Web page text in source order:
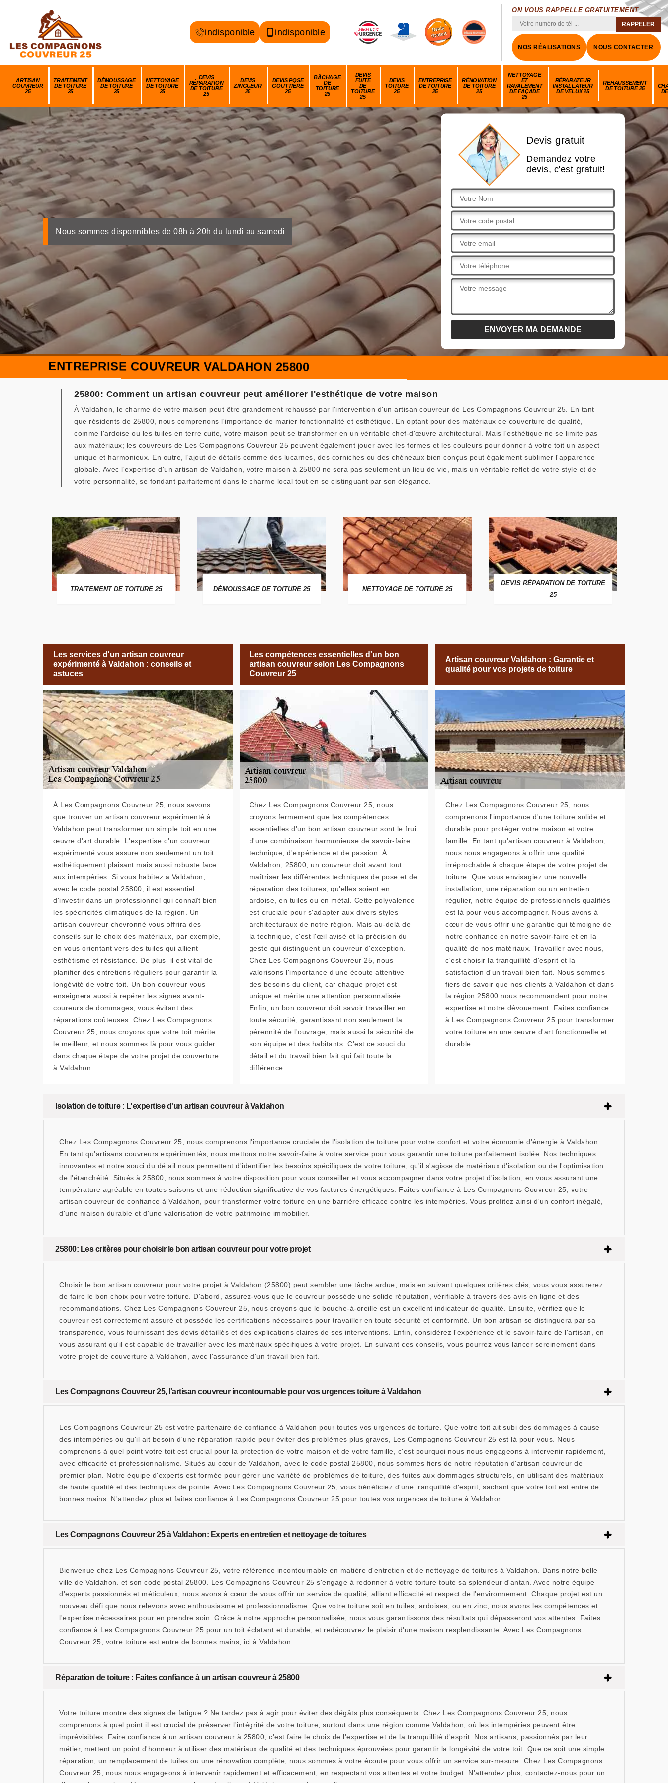
indisponible indisponible
ON VOUS RAPPELLE GRATUITEMENT
NOS RÉALISATIONS NOUS CONTACTER
ARTISAN
COUVREUR
25
TRAITEMENT
DE TOITURE
25
DÉMOUSSAGE
DE TOITURE
25
NETTOYAGE
DE TOITURE
25
DEVIS
RÉPARATION
DE TOITURE
25
DEVIS
ZINGUEUR
25
DEVIS POSE
GOUTTIÈRE
25
BÂCHAGE
DE
TOITURE
25
DEVIS
FUITE
DE
TOITURE
25
DEVIS
TOITURE
25
ENTREPRISE
DE TOITURE
25
RÉNOVATION
DE TOITURE
25
NETTOYAGE
ET
RAVALEMENT
DE FAÇADE
25
RÉPARATEUR
INSTALLATEUR
DE VELUX 25
REHAUSSEMENT
DE TOITURE 25
Nous sommes disponnibles de 08h à 20h du lundi au samedi
Devis gratuit
Demandez votre
devis, c'est gratuit!
ENTREPRISE COUVREUR VALDAHON 25800
25800: Comment un artisan couvreur peut améliorer l'esthétique de votre maison
À Valdahon, le charme de votre maison peut être grandement rehaussé par l'intervention d'un artisan couvreur de Les Compagnons Couvreur 25. En tant
que résidents de 25800, nous comprenons l'importance de marier fonctionnalité et esthétique. En optant pour des matériaux de couverture de qualité,
comme l'ardoise ou les tuiles en terre cuite, votre maison peut se transformer en un véritable chef-d'œuvre architectural. Mais l'esthétique ne se limite pas
aux matériaux; les couvreurs de Les Compagnons Couvreur 25 peuvent également jouer avec les formes et les couleurs pour donner à votre toit un aspect
unique et harmonieux. En outre, l'ajout de détails comme des lucarnes, des corniches ou des chéneaux bien conçus peut également sublimer l'apparence
globale. Avec l'expertise d'un artisan de Valdahon, votre maison à 25800 ne sera pas seulement un lieu de vie, mais un véritable reflet de votre style et de
votre personnalité, se fondant parfaitement dans le charme local tout en se distinguant par son élégance.
TRAITEMENT DE TOITURE 25 DÉMOUSSAGE DE TOITURE 25 NETTOYAGE DE TOITURE 25
DEVIS RÉPARATION DE TOITURE
25
Les services d'un artisan couvreur
expérimenté à Valdahon : conseils et
astuces
À Les Compagnons Couvreur 25, nous savons
que trouver un artisan couvreur expérimenté à
Valdahon peut transformer un simple toit en une
œuvre d'art durable. L'expertise d'un couvreur
expérimenté vous assure non seulement un toit
esthétiquement plaisant mais aussi robuste face
aux intempéries. Si vous habitez à Valdahon,
avec le code postal 25800, il est essentiel
d'investir dans un professionnel qui connaît bien
les spécificités climatiques de la région. Un
artisan couvreur chevronné vous offrira des
conseils sur le choix des matériaux, par exemple,
en vous orientant vers des tuiles qui allient
esthétisme et résistance. De plus, il est vital de
planifier des entretiens réguliers pour garantir la
longévité de votre toit. Un bon couvreur vous
enseignera aussi à repérer les signes avant-
coureurs de dommages, vous évitant des
réparations coûteuses. Chez Les Compagnons
Couvreur 25, nous croyons que votre toit mérite
le meilleur, et nous sommes là pour vous guider
dans chaque étape de votre projet de couverture
à Valdahon.
Les compétences essentielles d'un bon
artisan couvreur selon Les Compagnons
Couvreur 25
Chez Les Compagnons Couvreur 25, nous
croyons fermement que les compétences
essentielles d'un bon artisan couvreur sont le fruit
d'une combinaison harmonieuse de savoir-faire
technique, d'expérience et de passion. À
Valdahon, 25800, un couvreur doit avant tout
maîtriser les différentes techniques de pose et de
réparation des toitures, qu'elles soient en
ardoise, en tuiles ou en métal. Cette polyvalence
est cruciale pour s'adapter aux divers styles
architecturaux de notre région. Mais au-delà de
la technique, c'est l'œil avisé et la précision du
geste qui distinguent un couvreur d'exception.
Chez Les Compagnons Couvreur 25, nous
valorisons l'importance d'une écoute attentive
des besoins du client, car chaque projet est
unique et mérite une attention personnalisée.
Enfin, un bon couvreur doit savoir travailler en
toute sécurité, garantissant non seulement la
pérennité de l'ouvrage, mais aussi la sécurité de
son équipe et des habitants. C'est ce souci du
détail et du travail bien fait qui fait toute la
différence.
Artisan couvreur Valdahon : Garantie et
qualité pour vos projets de toiture
Chez Les Compagnons Couvreur 25, nous
comprenons l'importance d'une toiture solide et
durable pour protéger votre maison et votre
famille. En tant qu'artisan couvreur à Valdahon,
nous nous engageons à offrir une qualité
irréprochable à chaque étape de votre projet de
toiture. Que vous envisagiez une nouvelle
installation, une réparation ou un entretien
régulier, notre équipe de professionnels qualifiés
est là pour vous accompagner. Nous avons à
cœur de vous offrir une garantie qui témoigne de
notre confiance en notre savoir-faire et en la
qualité de nos matériaux. Travailler avec nous,
c'est choisir la tranquillité d'esprit et la
satisfaction d'un travail bien fait. Nous sommes
fiers de savoir que nos clients à Valdahon et dans
la région 25800 nous recommandent pour notre
expertise et notre dévouement. Faites confiance
à Les Compagnons Couvreur 25 pour transformer
votre toiture en une œuvre d'art fonctionnelle et
durable.
Isolation de toiture : L'expertise d'un artisan couvreur à Valdahon
Chez Les Compagnons Couvreur 25, nous comprenons l'importance cruciale de l'isolation de toiture pour votre confort et votre économie d'énergie à Valdahon.
En tant qu'artisans couvreurs expérimentés, nous mettons notre savoir-faire à votre service pour vous garantir une toiture parfaitement isolée. Nos techniques
innovantes et notre souci du détail nous permettent d'identifier les besoins spécifiques de votre toiture, qu'il s'agisse de matériaux d'isolation ou de l'optimisation
de l'étanchéité. Situés à 25800, nous sommes à votre disposition pour vous conseiller et vous accompagner dans votre projet d'isolation, en vous assurant une
température agréable en toutes saisons et une réduction significative de vos factures énergétiques. Faites confiance à Les Compagnons Couvreur 25, votre
artisan couvreur de confiance à Valdahon, pour transformer votre toiture en une barrière efficace contre les intempéries. Vous profitez ainsi d'un confort inégalé,
d'une maison durable et d'une valorisation de votre patrimoine immobilier.
25800: Les critères pour choisir le bon artisan couvreur pour votre projet
Choisir le bon artisan couvreur pour votre projet à Valdahon (25800) peut sembler une tâche ardue, mais en suivant quelques critères clés, vous vous assurerez
de faire le bon choix pour votre toiture. D'abord, assurez-vous que le couvreur possède une solide réputation, vérifiable à travers des avis en ligne et des
recommandations. Chez Les Compagnons Couvreur 25, nous croyons que le bouche-à-oreille est un excellent indicateur de qualité. Ensuite, vérifiez que le
couvreur est correctement assuré et possède les certifications nécessaires pour travailler en toute sécurité et conformité. Un bon artisan se distinguera par sa
transparence, vous fournissant des devis détaillés et des explications claires de ses interventions. Enfin, considérez l'expérience et le savoir-faire de l'artisan, en
vous assurant qu'il est capable de travailler avec les matériaux spécifiques à votre projet. En suivant ces conseils, vous pourrez vous lancer sereinement dans
votre projet de couverture à Valdahon, avec l'assurance d'un travail bien fait.
Les Compagnons Couvreur 25, l'artisan couvreur incontournable pour vos urgences toiture à Valdahon
Les Compagnons Couvreur 25 est votre partenaire de confiance à Valdahon pour toutes vos urgences de toiture. Que votre toit ait subi des dommages à cause
des intempéries ou qu'il ait besoin d'une réparation rapide pour éviter des problèmes plus graves, Les Compagnons Couvreur 25 est là pour vous. Nous
comprenons à quel point votre toit est crucial pour la protection de votre maison et de votre famille, c'est pourquoi nous nous engageons à intervenir rapidement,
avec efficacité et professionnalisme. Situés au cœur de Valdahon, avec le code postal 25800, nous sommes fiers de notre réputation d'artisan couvreur de
premier plan. Notre équipe d'experts est formée pour gérer une variété de problèmes de toiture, des fuites aux dommages structurels, en utilisant des matériaux
de haute qualité et des techniques de pointe. Avec Les Compagnons Couvreur 25, vous bénéficiez d'une tranquillité d'esprit, sachant que votre toit est entre de
bonnes mains. N'attendez plus et faites confiance à Les Compagnons Couvreur 25 pour toutes vos urgences de toiture à Valdahon.
Les Compagnons Couvreur 25 à Valdahon: Experts en entretien et nettoyage de toitures
Bienvenue chez Les Compagnons Couvreur 25, votre référence incontournable en matière d'entretien et de nettoyage de toitures à Valdahon. Dans notre belle
ville de Valdahon, et son code postal 25800, Les Compagnons Couvreur 25 s'engage à redonner à votre toiture toute sa splendeur d'antan. Avec notre équipe
d'experts passionnés et méticuleux, nous avons à cœur de vous offrir un service de qualité, alliant efficacité et respect de l'environnement. Chaque projet est un
nouveau défi que nous relevons avec enthousiasme et professionnalisme. Que votre toiture soit en tuiles, ardoises, ou en zinc, nous avons les compétences et
l'expertise nécessaires pour en prendre soin. Grâce à notre approche personnalisée, nous vous garantissons des résultats qui dépasseront vos attentes. Faites
confiance à Les Compagnons Couvreur 25 pour un toit éclatant et durable, et redécouvrez le plaisir d'une maison resplendissante. Avec Les Compagnons
Couvreur 25, votre toiture est entre de bonnes mains, ici à Valdahon.
Réparation de toiture : Faites confiance à un artisan couvreur à 25800
Votre toiture montre des signes de fatigue ? Ne tardez pas à agir pour éviter des dégâts plus conséquents. Chez Les Compagnons Couvreur 25, nous
comprenons à quel point il est crucial de préserver l'intégrité de votre toiture, surtout dans une région comme Valdahon, où les intempéries peuvent être
imprévisibles. Faire confiance à un artisan couvreur à 25800, c'est faire le choix de l'expertise et de la tranquillité d'esprit. Nos artisans, passionnés par leur
métier, mettent un point d'honneur à utiliser des matériaux de qualité et des techniques éprouvées pour garantir la longévité de votre toit. Que ce soit une simple
réparation, un remplacement de tuiles ou une rénovation complète, nous sommes à votre écoute pour vous offrir un service sur-mesure. Chez Les Compagnons
Couvreur 25, nous nous engageons à intervenir rapidement et efficacement, en respectant vos attentes et votre budget. N'attendez plus, contactez-nous pour un